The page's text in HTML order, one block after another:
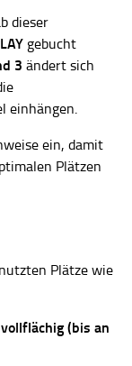
dieser
gebucht
3 ändert sich
einhängen.
ein, damit
Plätzen
Plätze wie
(bis an